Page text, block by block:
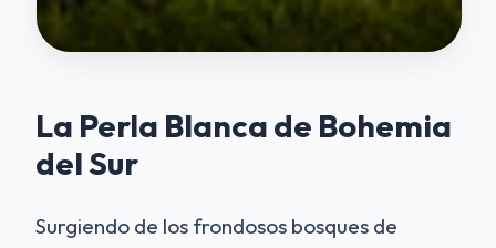
La Perla Blanca de Bohemia
del Sur
Surgiendo de los frondosos bosques de